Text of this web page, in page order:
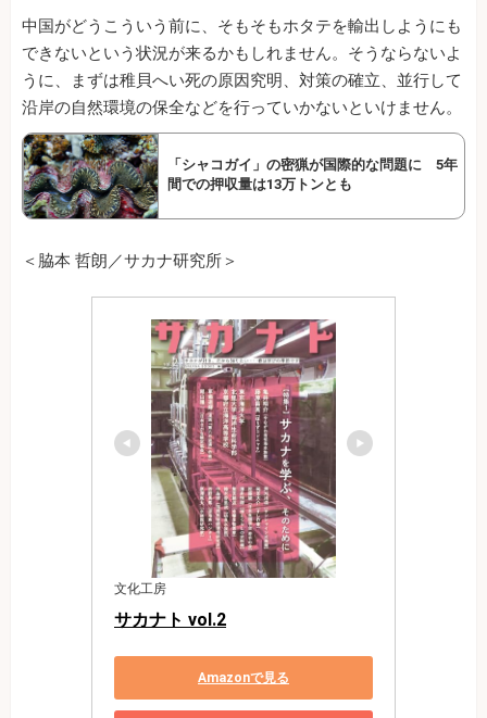
中国がどうこういう前に、そもそもホタテを輸出しようにも
できないという状況が来るかもしれません。そうならないよ
うに、まずは稚貝へい死の原因究明、対策の確立、並行して
沿岸の自然環境の保全などを行っていかないといけません。
「シャコガイ」の密猟が国際的な問題に 5年
間での押収量は13万トンとも
＜脇本 哲朗／サカナ研究所＞
文化工房
サカナト vol.2
Amazonで見る